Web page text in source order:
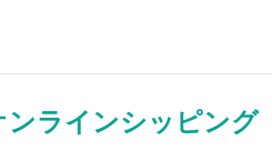
ンラインシッピン